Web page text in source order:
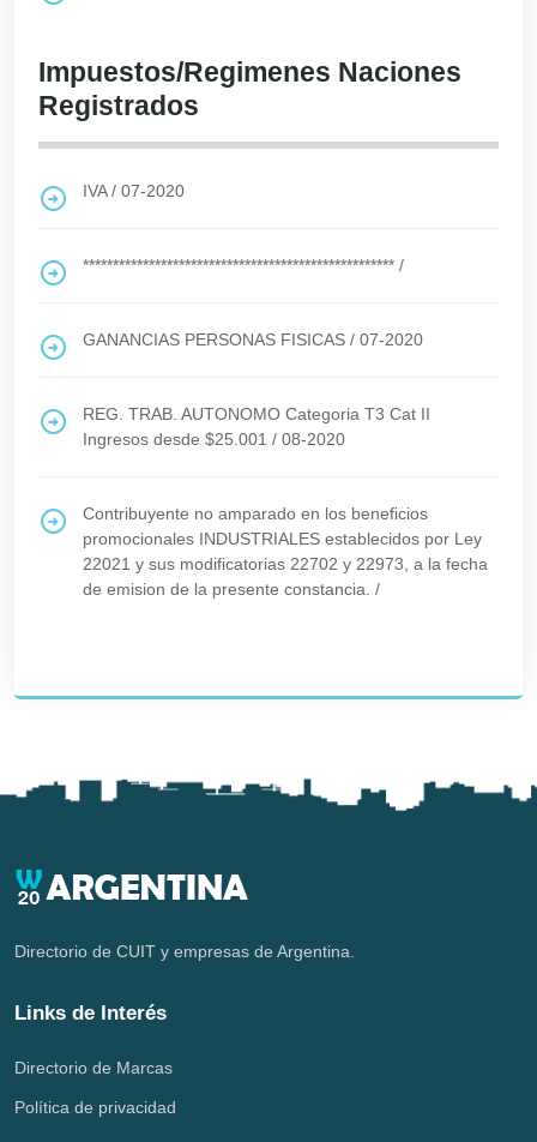
Impuestos/Regimenes Naciones
Registrados
IVA/ 07-2020
**************************************************** /
GANANCIAS PERSONAS FISICAS / 07-2020
REG. TRAB. AUTONOMO Categoria T3 Cat II
Ingresos desde $25.001 / 08-2020
Contribuyente no amparado en los beneficios
promocionales INDUSTRIALES establecidos por Ley
22021 y sus modificatorias 22702 y 22973, a la fecha
de emision de la presente constancia. /
Directorio de CUIT y empresas de Argentina.
Links de Interés
Directorio de Marcas
Política de privacidad